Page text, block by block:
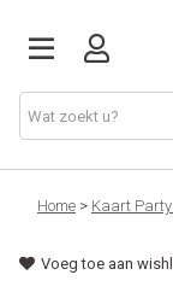
Just arrived
Juwelen &
Home > Kaart
Voeg toe aan